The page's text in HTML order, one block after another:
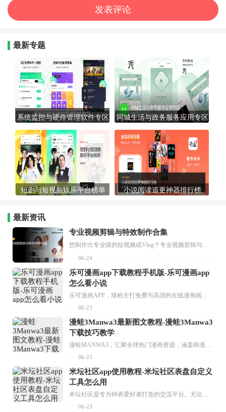
最新专题
系统监控与硬件管理软件专区 同城生活与政务服务应用专区
短剧与短视频娱乐平台榜单 小说阅读追更神器排行榜
最新资讯
专业视频剪辑与特效制作合集
想制作出专业级的短视频或Vlog？专业视频剪辑与特效制作大全专题为你提供了从剪辑、抠像到特效包装的全套解决方案。无论是添加炫酷的片头、进行精准的视频抠图，还是制...
06-24
乐可漫画app下载教程手机版-乐可漫画app
怎么看小说
乐可漫画APP，堪称主打免费与高清的在线漫画阅读神器。其官方版提供海量完整版漫画资源，无论是国内漫画，还是日漫、韩漫、台漫、美漫等国外漫画，应有尽有，随时供你阅读。只需轻点一下，便能直接进入阅读界面。不仅如此，乐可漫画最新版本更新速度极快，在这里，你总能抢先看到全网一手漫画章节内容！...
06-23
漫蛙3Manwa3最新图文教程-漫蛙3Manwa3
下载技巧教学
漫蛙MANWA3，汇聚全球热门漫画资源，涵盖韩漫、欧美漫画、国漫等多种类型，题材丰富多样，全方位满足用户阅读喜好。它不仅是阅读平台，更是创作平台，为广大用户打造零门槛创作环境。...
06-23
米坛社区app使用教程-米坛社区表盘自定义
工具怎么用
米坛社区是专为钟表爱好者打造的交流平台。无论你是初涉钟表领域的普通爱好者，还是拥有多年收藏经验的资深玩家，都能在此找到属于自己的天地。 无需注册，就能轻松参与其中。通过专业的讨论论坛与丰富的交互功能，你可与世界各地的钟表爱好者畅快交流。若你钟情于钟表，米坛社区无疑是值得一试的理想之选。在这里，你能获取最新的手表资讯，交流见解，提升鉴赏品味，让每一块手表都成为收藏故事中重要的一部分。感兴趣的朋友，不要错过下载机会。...
06-23